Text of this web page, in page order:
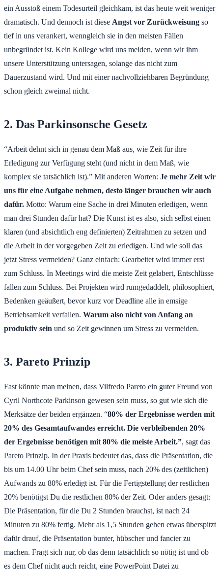
ein Ausstoß einem Todesurteil gleichkam, ist das heute weit weniger
dramatisch. Und dennoch ist diese Angst vor Zurückweisung so
tief in uns verankert, wenngleich sie in den meisten Fällen
unbegründet ist. Kein Kollege wird uns meiden, wenn wir ihm
unsere Unterstützung untersagen, solange das nicht zum
Dauerzustand wird. Und mit einer nachvollziehbaren Begründung
schon gleich zweimal nicht.
2. Das Parkinsonsche Gesetz
“Arbeit dehnt sich in genau dem Maß aus, wie Zeit für ihre
Erledigung zur Verfügung steht (und nicht in dem Maß, wie
komplex sie tatsächlich ist).” Mit anderen Worten: Je mehr Zeit wir
uns für eine Aufgabe nehmen, desto länger brauchen wir auch
dafür. Motto: Warum eine Sache in drei Minuten erledigen, wenn
man drei Stunden dafür hat? Die Kunst ist es also, sich selbst einen
klaren (und absichtlich eng definierten) Zeitrahmen zu setzen und
die Arbeit in der vorgegeben Zeit zu erledigen. Und wie soll das
jetzt Stress vermeiden? Ganz einfach: Gearbeitet wird immer erst
zum Schluss. In Meetings wird die meiste Zeit gelabert, Entschlüsse
fallen zum Schluss. Bei Projekten wird rumgedaddelt, philosophiert,
Bedenken geäußert, bevor kurz vor Deadline alle in emsige
Betriebsamkeit verfallen. Warum also nicht von Anfang an
produktiv sein und so Zeit gewinnen um Stress zu vermeiden.
3. Pareto Prinzip
Fast könnte man meinen, dass Vilfredo Pareto ein guter Freund von
Cyril Northcote Parkinson gewesen sein muss, so gut wie sich die
Merksätze der beiden ergänzen. “80% der Ergebnisse werden mit
20% des Gesamtaufwandes erreicht. Die verbleibenden 20%
der Ergebnisse benötigen mit 80% die meiste Arbeit.”, sagt das
Pareto Prinzip. In der Praxis bedeutet das, dass die Präsentation, die
bis um 14.00 Uhr beim Chef sein muss, nach 20% des (zeitlichen)
Aufwands zu 80% erledigt ist. Für die Fertigstellung der restlichen
20% benötigst Du die restlichen 80% der Zeit. Oder anders gesagt:
Die Präsentation, für die Du 2 Stunden brauchst, ist nach 24
Minuten zu 80% fertig. Mehr als 1,5 Stunden gehen etwas überspitzt
dafür drauf, die Präsentation bunter, hübscher und fancier zu
machen. Fragt sich nur, ob das denn tatsächlich so nötig ist und ob
es dem Chef nicht auch reicht, eine PowerPoint Datei zu